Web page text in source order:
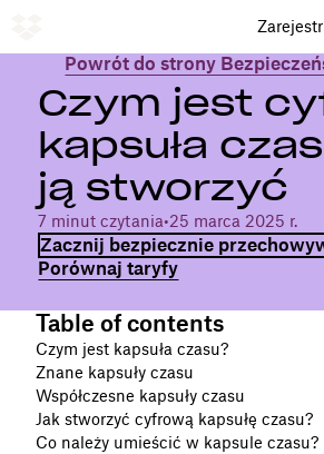
Powrót do strony
Czym jest
kapsuła
ją stworzyć
7 minut czytania•25 marca 2025 r.
Zacznij bezpiecznie
Porównaj taryfy
Table of contents
Czym jest kapsuła czasu?
Znane kapsuły czasu
Współczesne kapsuły czasu
Jak stworzyć cyfrową kapsułę czasu?
Co należy umieścić w kapsule czasu?